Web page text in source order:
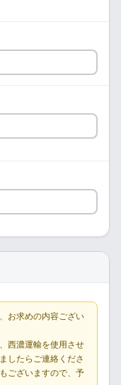
お求めの内容ござい
西濃運輸を使用させ
したらご連絡くださ
ございますので、予